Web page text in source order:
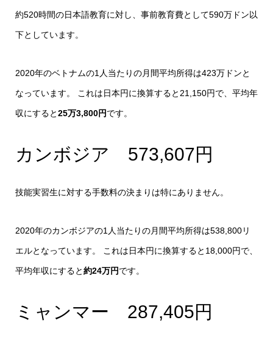
約520時間の日本語教育に対し、事前教育費として590万ドン以
下としています。
2020年のベトナムの1人当たりの月間平均所得は423万ドンと
なっています。 これは日本円に換算すると21,150円で、平均年
収にすると25万3,800円です。
カンボジア 573,607円
技能実習生に対する手数料の決まりは特にありません。
2020年のカンボジアの1人当たりの月間平均所得は538,800リ
エルとなっています。 これは日本円に換算すると18,000円で、
平均年収にすると約24万円です。
ミャンマー 287,405円